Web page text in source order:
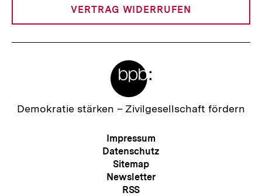
VERTRAG WIDERRUFEN
Zur
Demokratie stärken – Zivilgesellschaft fördern
Meta-
Navigation
Impressum
Datenschutz
Sitemap
Newsletter
RSS